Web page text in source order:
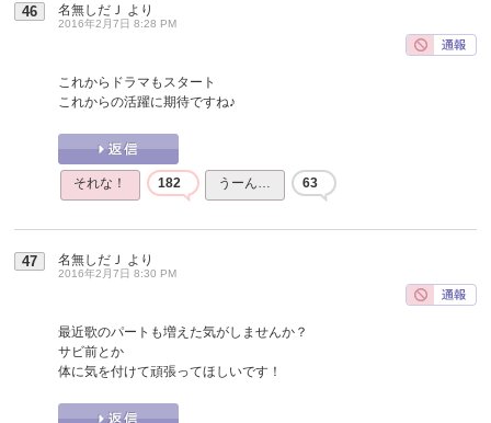
46 名無しだＪ より
2016年2月7日 8:28 PM
これからドラマもスタート
これからの活躍に期待ですね♪
それな！ 182 うーん… 63
47 名無しだＪ より
2016年2月7日 8:30 PM
最近歌のパートも増えた気がしませんか？
サビ前とか
体に気を付けて頑張ってほしいです！